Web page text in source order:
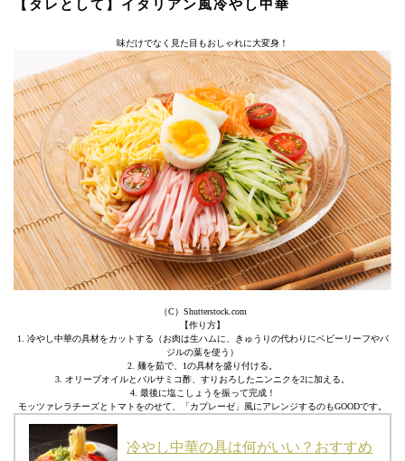
【タレとして】イタリアン風冷やし中華
味だけでなく見た目もおしゃれに大変身！
（C）Shutterstock.com
【作り方】
1. 冷やし中華の具材をカットする（お肉は生ハムに、きゅうりの代わりにベビーリーフやバ
ジルの葉を使う）
2. 麺を茹で、1の具材を盛り付ける。
3. オリーブオイルとバルサミコ酢、すりおろしたニンニクを2に加える。
4. 最後に塩こしょうを振って完成！
モッツァレラチーズとトマトをのせて、「カプレーゼ」風にアレンジするのもGOODです。
冷やし中華の具は何がいい？おすすめ